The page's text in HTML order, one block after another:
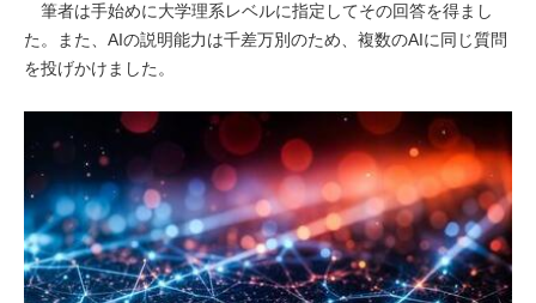
筆者は手始めに大学理系レベルに指定してその回答を得まし
た。また、AIの説明能力は千差万別のため、複数のAIに同じ質問
を投げかけました。